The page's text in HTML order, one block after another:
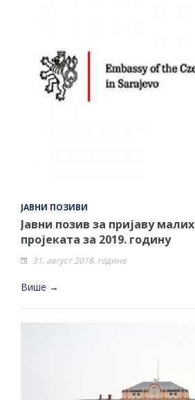
ЈАВНИ ПОЗИВИ
Јавни позив за пријаву
пројеката за 2019. годину
31. август 2018. године
Више →